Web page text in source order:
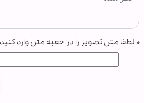
* لطفا متن تصویر را در جعبه متن وارد کنید